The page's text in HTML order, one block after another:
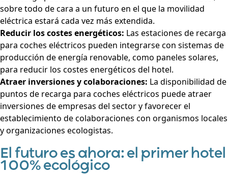
sobre todo de cara a un futuro en el que la movilidad
eléctrica estará cada vez más extendida.
Reducir los costes energéticos: Las estaciones de recarga
para coches eléctricos pueden integrarse con sistemas de
producción de energía renovable, como paneles solares,
para reducir los costes energéticos del hotel.
Atraer inversiones y colaboraciones: La disponibilidad de
puntos de recarga para coches eléctricos puede atraer
inversiones de empresas del sector y favorecer el
establecimiento de colaboraciones con organismos locales
y organizaciones ecologistas.
El futuro es ahora: el primer hotel
100% ecológico